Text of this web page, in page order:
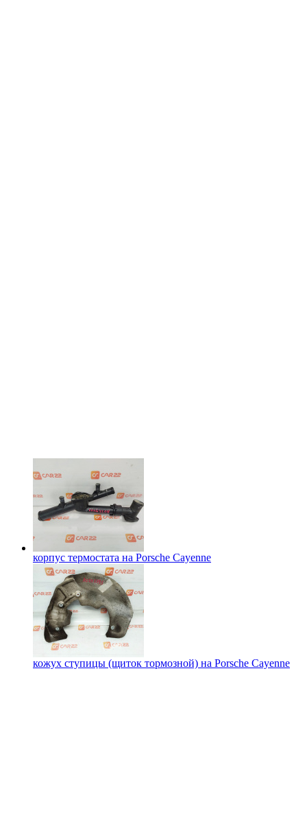
корпус термостата на Porsche Cayenne
кожух ступицы (щиток тормозной) на Porsche Cayenne